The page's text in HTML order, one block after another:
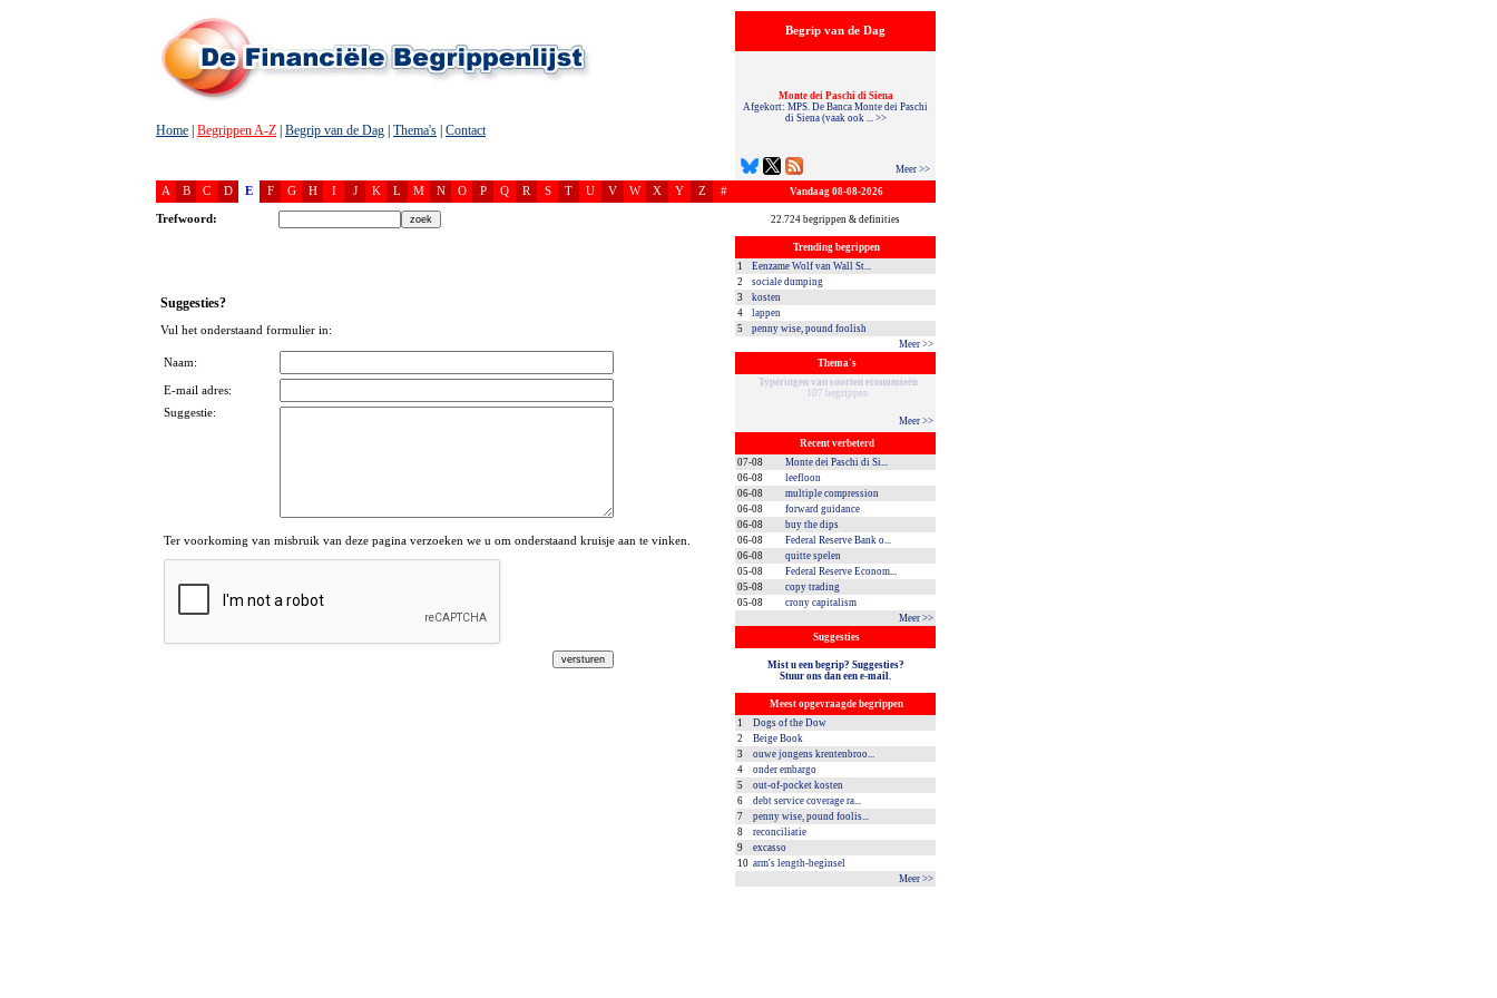
Home Begrippen A-Z Begrip van de Dag Thema's Contact
A B C D E F G H I J K L M N O P Q R S T U V W X Y Z #
Trefwoord:
Begrip van de Dag
Meer >>
Monte dei Paschi di Siena
Afgekort: MPS. De Banca Monte dei Paschi
di Siena (vaak ook ... >>
Vandaag 08-08-2026
22.724 begrippen & definities
Trending begrippen
1
Eenzame Wolf van Wall St...
2
sociale dumping
3
kosten
4
lappen
5
penny wise, pound foolish
Meer >>
Thema's
Typeringen van soorten economieën
107 begrippen
Meer >>
Recent verbeterd
07-08
Monte dei Paschi di Si...
06-08
leefloon
06-08
multiple compression
06-08
forward guidance
06-08
buy the dips
06-08
Federal Reserve Bank o...
06-08
quitte spelen
05-08
Federal Reserve Econom...
05-08
copy trading
05-08
crony capitalism
Meer >>
Suggesties
Mist u een begrip? Suggesties?
Stuur ons dan een e-mail.
Meest opgevraagde begrippen
1
Dogs of the Dow
2
Beige Book
3
ouwe jongens krentenbroo...
4
onder embargo
5
out-of-pocket kosten
6
debt service coverage ra...
7
penny wise, pound foolis...
8
reconciliatie
9
excasso
10 arm's length-beginsel
Meer >>
Suggesties?
Vul het onderstaand formulier in:
Naam:
E-mail adres:
Suggestie:
Ter voorkoming van misbruik van deze pagina verzoeken we u om onderstaand kruisje aan te vinken.